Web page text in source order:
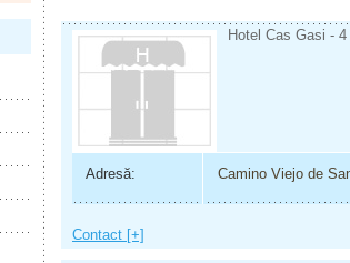
Hotel Cas Gasi -
Adresă: Camino Viejo de
Contact [+]